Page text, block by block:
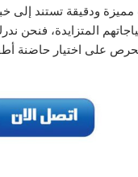
ودقيقة تستند إلى
المتزايدة، فنحن
على اختيار حاضنة